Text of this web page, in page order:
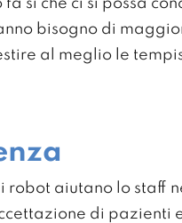
sì che ci si possa
bisogno di
al meglio le
robot aiutano lo staff
di pazienti